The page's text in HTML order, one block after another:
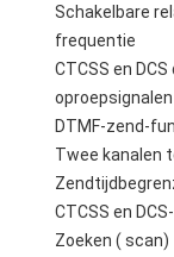
Schakelbare
frequentie
CTCSS en
oproepsignalen
DTMF-zend-
Twee kanalen
CTCSS en
Zoeken ( scan)